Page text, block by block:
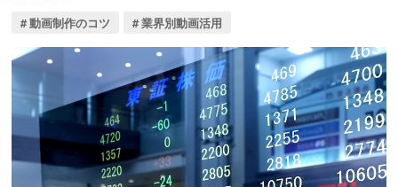
動画制作のコツ 業界別動画活用